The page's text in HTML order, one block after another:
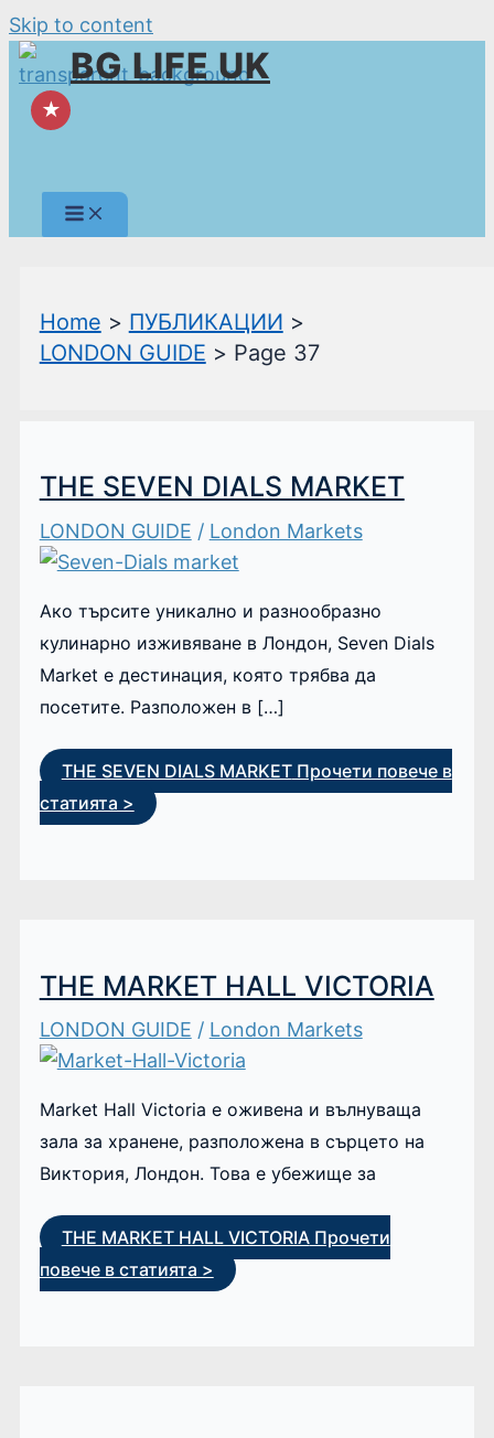
Skip to content
BG LIFE UK
★
Home
ПУБЛИКАЦИИ
LONDON GUIDE
Page 37
THE SEVEN DIALS MARKET
LONDON GUIDE / London Markets
Ако търсите уникално и разнообразно
кулинарно изживяване в Лондон, Seven Dials
Market е дестинация, която трябва да
посетите. Разположен в […]
THE SEVEN DIALS MARKETПрочети повече в
статията >
THE MARKET HALL VICTORIA
LONDON GUIDE / London Markets
Market Hall Victoria е оживена и вълнуваща
зала за хранене, разположена в сърцето на
Виктория, Лондон. Това е убежище за
THE MARKET HALL VICTORIAПрочети
повече в статията >